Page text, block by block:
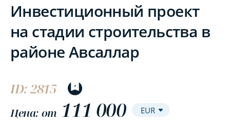
Инвестиционный проект
на стадии строительства в
районе Авсаллар
ID: 2815
Цена: от 111 000